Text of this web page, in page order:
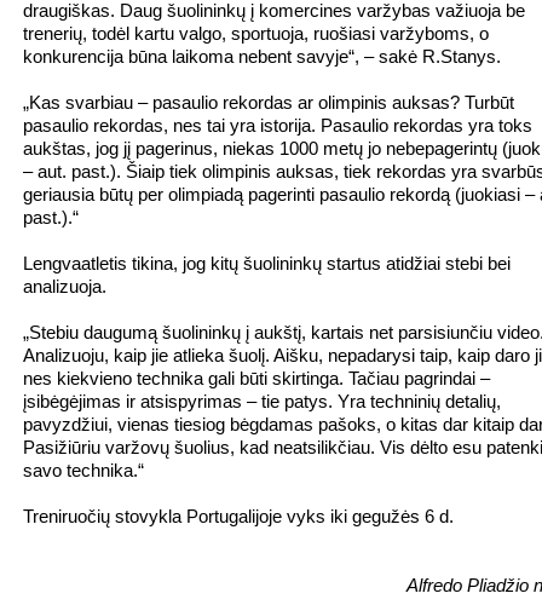
draugiškas. Daug šuolininkų į komercines varžybas važiuoja be
trenerių, todėl kartu valgo, sportuoja, ruošiasi varžyboms, o
konkurencija būna laikoma nebent savyje“, – sakė R.Stanys.
„Kas svarbiau – pasaulio rekordas ar olimpinis auksas? Turbūt
pasaulio rekordas, nes tai yra istorija. Pasaulio rekordas yra toks
aukštas, jog jį pagerinus, niekas 1000 metų jo nebepagerintų
– aut. past.). Šiaip tiek olimpinis auksas, tiek rekordas yra
geriausia būtų per olimpiadą pagerinti pasaulio rekordą (juokiasi –
past.).“
Lengvaatletis tikina, jog kitų šuolininkų startus atidžiai stebi bei
analizuoja.
„Stebiu daugumą šuolininkų į aukštį, kartais net parsisiunčiu
Analizuoju, kaip jie atlieka šuolį. Aišku, nepadarysi taip, kaip daro
nes kiekvieno technika gali būti skirtinga. Tačiau pagrindai –
įsibėgėjimas ir atsispyrimas – tie patys. Yra techninių detalių,
pavyzdžiui, vienas tiesiog bėgdamas pašoks, o kitas dar kitaip
Pasižiūriu varžovų šuolius, kad neatsilikčiau. Vis dėlto esu
savo technika.“
Treniruočių stovykla Portugalijoje vyks iki gegužės 6 d.
Alfredo Pliadžio